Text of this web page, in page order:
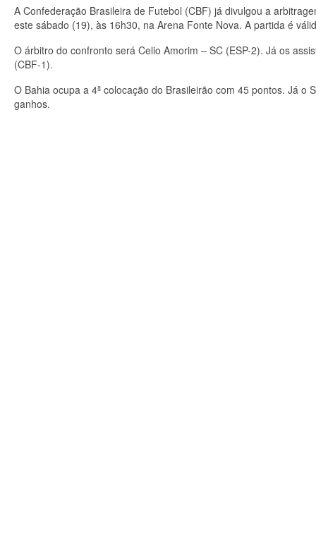
A Confederação Brasileira de Futebol (CBF) já divulgou a
este sábado (19), às 16h30, na Arena Fonte Nova. A partida é
O árbitro do confronto será Celio Amorim – SC (ESP-2). Já os
(CBF-1).
O Bahia ocupa a 4ª colocação do Brasileirão com 45 pontos. Já
ganhos.